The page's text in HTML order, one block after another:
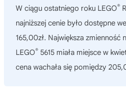
W ciągu ostatniego roku LEGO®
najniższej cenie było dostępne
165,00zł. Największa zmienność
LEGO® 5615 miała miejsce w
cena wachała się pomiędzy